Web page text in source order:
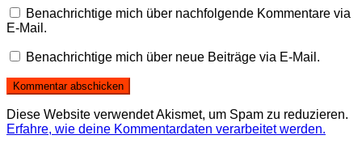
Benachrichtige mich über nachfolgende Kommentare via
E-Mail.
Benachrichtige mich über neue Beiträge via E-Mail.
Diese Website verwendet Akismet, um Spam zu reduzieren.
Erfahre, wie deine Kommentardaten verarbeitet werden.